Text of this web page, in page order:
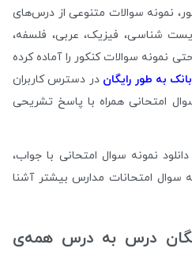
نمونه سوالات متنوعی از درس‌های
شناسی، فیزیک، عربی، فلسفه،
نمونه سوالات کنکور را آماده کرده‌
به طور رایگان در دسترس کاربران
امتحانی همراه با پاسخ تشریحی
نمونه سوال امتحانی با جواب،
سوال امتحانات مدارس بیشتر آشنا
درس به درس همه‌ی